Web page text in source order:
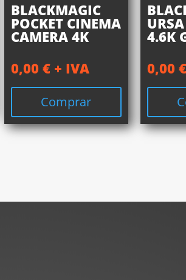
BLACKMAGIC
POCKET CINEMA
CAMERA 4K
0,00 €+ IVA
Comprar
4.6K
0,00 €